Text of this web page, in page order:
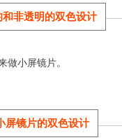
和非透明的双色设计
做小屏镜片。
屏镜片的双色设计